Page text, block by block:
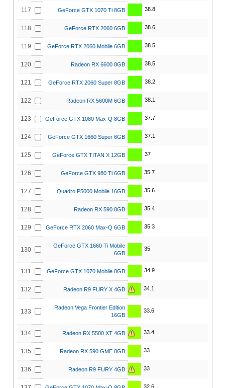
117 GeForce GTX 1070 Ti 8GB 38.8
118 GeForce RTX 2060 6GB 38.6
119 GeForce RTX 2060 Mobile 6GB 38.5
120 Radeon RX 6600 8GB 38.5
121 GeForce RTX 2060 Super 8GB 38.2
122 Radeon RX 5600M 6GB 38.1
123 GeForce GTX 1080 Max-Q 8GB 37.7
124 GeForce GTX 1660 Super 6GB 37.1
125 GeForce GTX TITAN X 12GB 37
126 GeForce GTX 980 Ti 6GB 35.7
127 Quadro P5000 Mobile 16GB 35.6
128 Radeon RX 590 8GB 35.4
129 GeForce RTX 2060 Max-Q 6GB 35.3
130
GeForce GTX 1660 Ti Mobile
6GB
35
131 GeForce GTX 1070 Mobile 8GB 34.9
132 Radeon R9 FURY X 4GB 34.1
133
Radeon Vega Frontier Edition
16GB
33.6
134 Radeon RX 5500 XT 4GB 33.4
135 Radeon RX 590 GME 8GB 33
136 Radeon R9 FURY 4GB 33
32.6